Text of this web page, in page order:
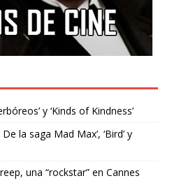
y ‘Kinds of Kindness’
la saga Mad Max’, ‘Bird’ y
una “rockstar” en Cannes